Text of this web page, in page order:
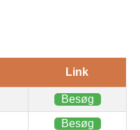
Link
Besøg
Besøg